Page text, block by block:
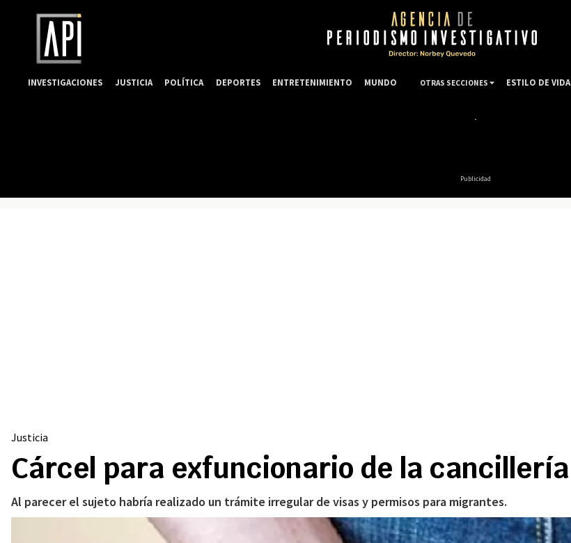
Publicidad
Justicia
Cárcel para exfuncionario de la cancillería
Al parecer el sujeto habría realizado un trámite irregular de visas y permisos para migrantes.
INVESTIGACIONES JUSTICIA POLÍTICA DEPORTES ENTRETENIMIENTO MUNDO OTRAS SECCIONES ESTILO DE VIDA